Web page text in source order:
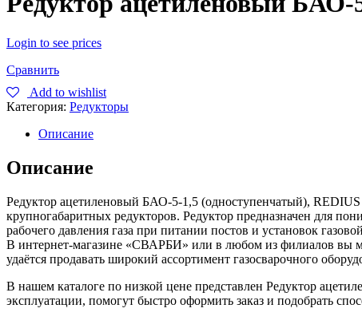
Login to see prices
Сравнить
Add to wishlist
Категория: Редукторы
Описание
Описание
Редуктор ацетиленовый БАО-5-1,5 (одноступенчатый), REDIUS
крупногабаритных редукторов. Редуктор предназначен для
рабочего давления газа при питании постов и установок
В интернет-магазине «СВАРБИ» или в любом из филиалов вы
удаётся продавать широкий ассортимент газосварочного
В нашем каталоге по низкой цене представлен Редуктор
эксплуатации, помогут быстро оформить заказ и подобрать